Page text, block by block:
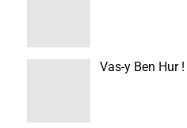
Vas-y Ben Hur